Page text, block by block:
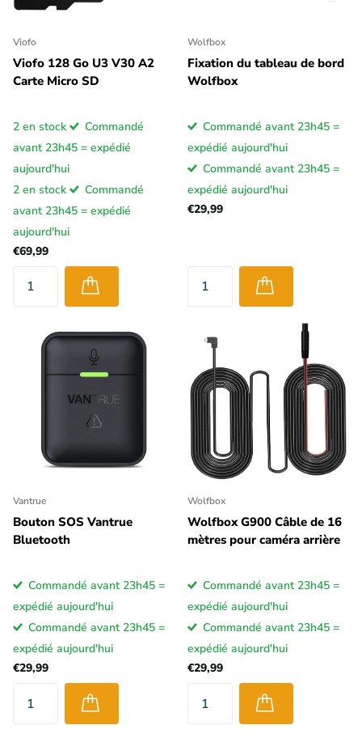
Viofo
Viofo 128 Go U3 V30 A2
Carte Micro SD
2 en stock
Commandé
avant 23h45 = expédié
aujourd'hui
2 en stock
Commandé
avant 23h45 = expédié
aujourd'hui
€69,99
Wolfbox
Fixation du tableau de bord
Wolfbox
Commandé avant 23h45 =
expédié aujourd'hui
Commandé avant 23h45 =
expédié aujourd'hui
€29,99
Vantrue
Bouton SOS Vantrue
Bluetooth
Commandé avant 23h45 =
expédié aujourd'hui
Commandé avant 23h45 =
expédié aujourd'hui
€29,99
Wolfbox
Wolfbox G900 Câble de 16
mètres pour caméra arrière
Commandé avant 23h45 =
expédié aujourd'hui
Commandé avant 23h45 =
expédié aujourd'hui
€29,99